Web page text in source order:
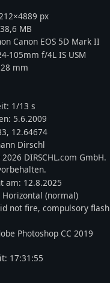
×4889 px
38,6 MB
Canon EOS 5D Mark II
105mm f/4L IS USM
28 mm
1/13 s
5.6.2009
, 12.64674
Dirschl
DIRSCHL.com GmbH.
am: 12.8.2025
Horizontal (normal)
not fire, compulsory flash
Photoshop CC 2019
17:31:55